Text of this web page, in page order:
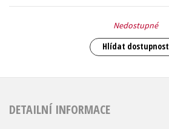
Nedostupné
Hlídat dostupnost
DETAILNÍ INFORMACE